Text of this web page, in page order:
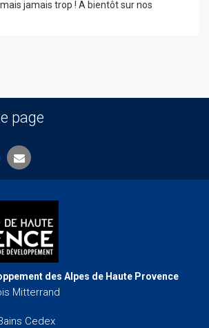
jamais trop ! A bientôt sur nos
page
des Alpes de Haute Provence
Mitterrand
Cedex